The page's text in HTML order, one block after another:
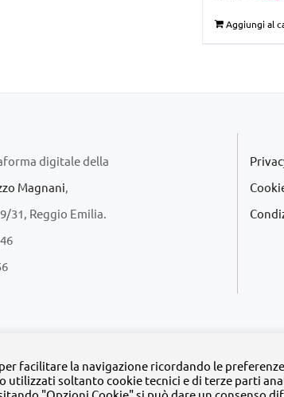
Aggiungi al
digitale della
Magnani,
31, Reggio Emilia.
facilitare la navigazione ricordando le
utilizzati soltanto cookie tecnici e di terze parti